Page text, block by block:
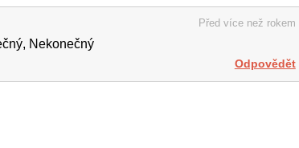
Před více než rokem
Nekonečný
Odpovědět